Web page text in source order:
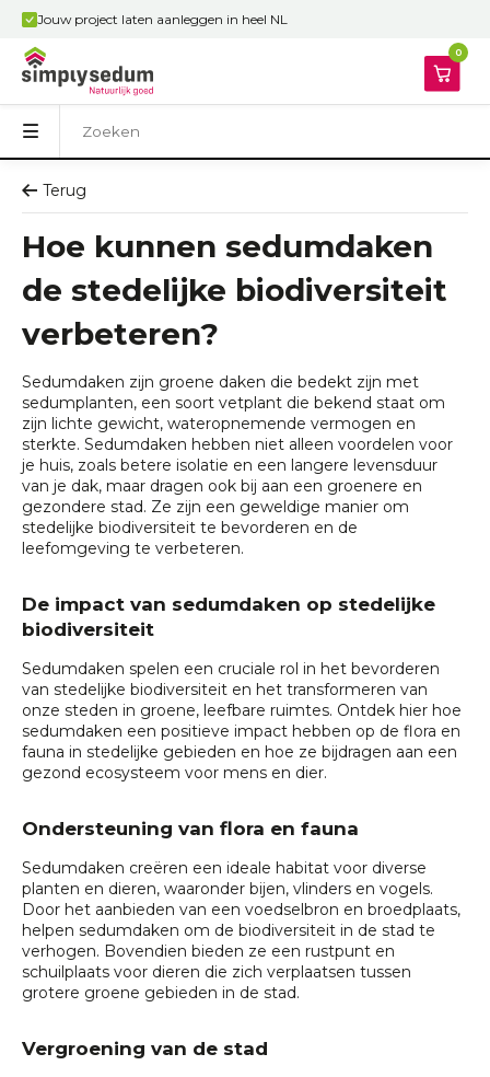
Jouw project laten aanleggen in heel NL
0
Terug
Hoe kunnen sedumdaken
de stedelijke biodiversiteit
verbeteren?
Sedumdaken zijn groene daken die bedekt zijn met
sedumplanten, een soort vetplant die bekend staat om
zijn lichte gewicht, wateropnemende vermogen en
sterkte. Sedumdaken hebben niet alleen voordelen voor
je huis, zoals betere isolatie en een langere levensduur
van je dak, maar dragen ook bij aan een groenere en
gezondere stad. Ze zijn een geweldige manier om
stedelijke biodiversiteit te bevorderen en de
leefomgeving te verbeteren.
De impact van sedumdaken op stedelijke
biodiversiteit
Sedumdaken spelen een cruciale rol in het bevorderen
van stedelijke biodiversiteit en het transformeren van
onze steden in groene, leefbare ruimtes. Ontdek hier hoe
sedumdaken een positieve impact hebben op de flora en
fauna in stedelijke gebieden en hoe ze bijdragen aan een
gezond ecosysteem voor mens en dier.
Ondersteuning van flora en fauna
Sedumdaken creëren een ideale habitat voor diverse
planten en dieren, waaronder bijen, vlinders en vogels.
Door het aanbieden van een voedselbron en broedplaats,
helpen sedumdaken om de biodiversiteit in de stad te
verhogen. Bovendien bieden ze een rustpunt en
schuilplaats voor dieren die zich verplaatsen tussen
grotere groene gebieden in de stad.
Vergroening van de stad